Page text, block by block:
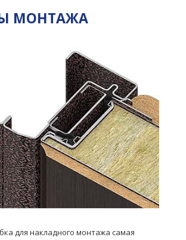
МОНТАЖА
для накладного монтажа самая